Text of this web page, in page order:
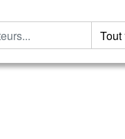
Tout